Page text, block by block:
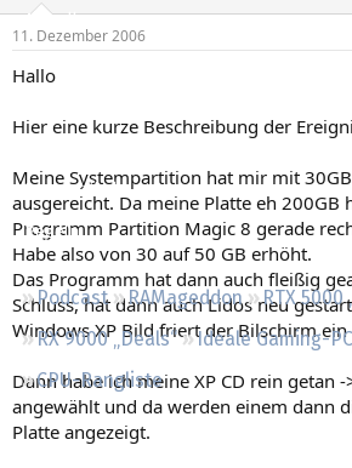
Aktuelles
Leserartikel
Regeln
Podcast RAMageddon
RTX 5000
RX 9000 „Deals“
Ideale Gaming-
CPU-Rangliste
e
r
t
11. Dezember 2006
Hallo
Hier eine kurze Beschreibung der
Meine Systempartition hat mir mit
ausgereicht. Da meine Platte eh 200GB
Programm Partition Magic 8 gerade
Habe also von 30 auf 50 GB erhöht.
Das Programm hat dann auch fleißig
Schluss, hat dann auch Lidos neu
Windows XP Bild friert der Bilschirm ein
Dann habe ich meine XP CD rein getan
angewählt und da werden einem dann
Platte angezeigt.